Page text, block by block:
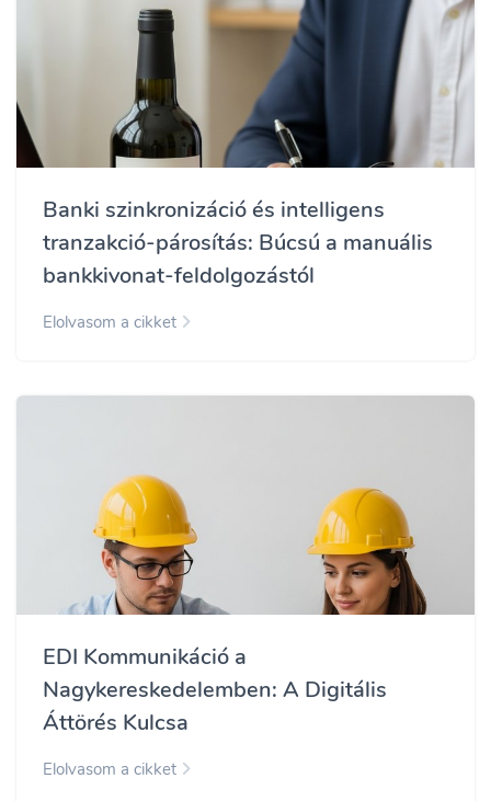
Banki szinkronizáció és intelligens
tranzakció-párosítás: Búcsú a manuális
bankkivonat-feldolgozástól
Elolvasom a cikket
EDI Kommunikáció a
Nagykereskedelemben: A Digitális
Áttörés Kulcsa
Elolvasom a cikket